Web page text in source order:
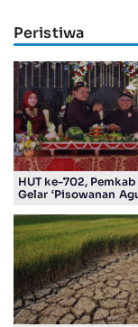
Peristiwa
HUT ke-702,
Gelar ‘Pisowanan